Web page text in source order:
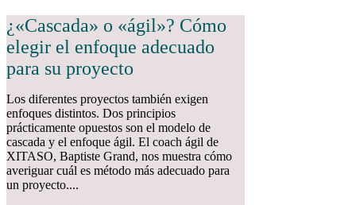
¿«Cascada» o «ágil»? Cómo
elegir el enfoque adecuado
para su proyecto
Los diferentes proyectos también exigen
enfoques distintos. Dos principios
prácticamente opuestos son el modelo de
cascada y el enfoque ágil. El coach ágil de
XITASO, Baptiste Grand, nos muestra cómo
averiguar cuál es método más adecuado para
un proyecto....